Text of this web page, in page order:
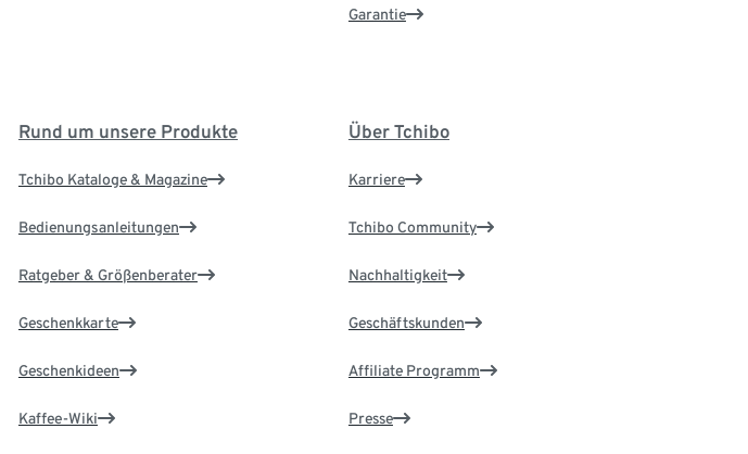
Garantie
Rund um unsere Produkte
Tchibo Kataloge & Magazine
Bedienungsanleitungen
Ratgeber & Größenberater
Geschenkkarte
Geschenkideen
Kaffee-Wiki
Über Tchibo
Karriere
Tchibo Community
Nachhaltigkeit
Geschäftskunden
Affiliate Programm
Presse